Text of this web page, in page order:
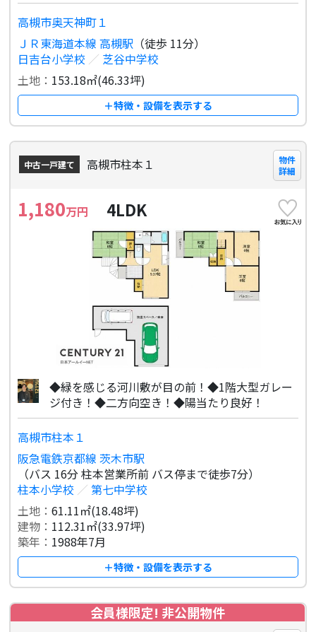
高槻市奥天神町１
ＪＲ東海道本線 高槻駅 （徒歩 11分）
日吉台小学校 ／ 芝谷中学校
土地： 153.18㎡(46.33坪)
＋特徴・設備を表示する
中古一戸建て 高槻市柱本１
物件
詳細
1,180万円 4LDK
◆緑を感じる河川敷が目の前！◆1階大型ガレー
ジ付き！◆二方向空き！◆陽当たり良好！
高槻市柱本１
阪急電鉄京都線 茨木市駅
（バス 16分 柱本営業所前 バス停まで徒歩7分）
柱本小学校 ／ 第七中学校
土地：61.11㎡(18.48坪)
建物： 112.31㎡(33.97坪)
築年： 1988年7月
＋特徴・設備を表示する
会員様限定! 非公開物件